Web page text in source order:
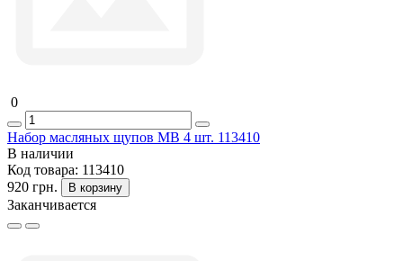
0
Набор масляных щупов MB 4 шт. 113410
В наличии
Код товара: 113410
920 грн.
В корзину
Заканчивается